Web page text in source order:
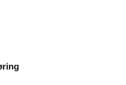
glade for at han ønsker å